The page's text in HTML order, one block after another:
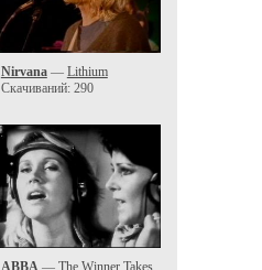
Nirvana— Lithium
Скачиваний: 290
ABBA— The Winner Takes